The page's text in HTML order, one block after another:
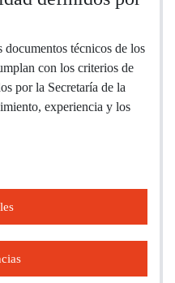
técnicos de los
con los criterios de
por la Secretaría de la
experiencia y los